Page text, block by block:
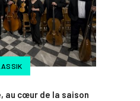
au cœur de la saison